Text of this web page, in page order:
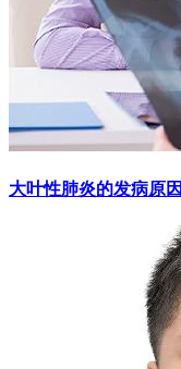
大叶性肺炎的发病原因